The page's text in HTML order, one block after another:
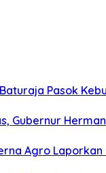
Pasok
Gubernur
Agro